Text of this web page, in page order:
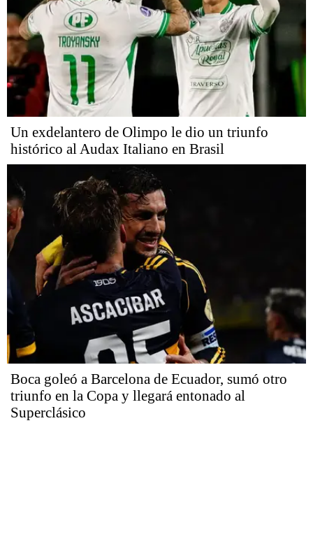
Un exdelantero de Olimpo le dio un triunfo
histórico al Audax Italiano en Brasil
Boca goleó a Barcelona de Ecuador, sumó otro
triunfo en la Copa y llegará entonado al
Superclásico